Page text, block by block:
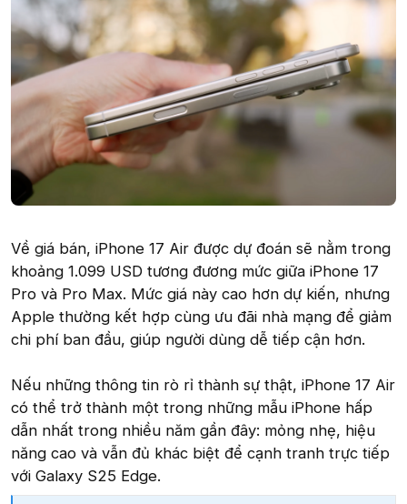
Về giá bán, iPhone 17 Air được dự đoán sẽ nằm trong
khoảng 1.099 USD tương đương mức giữa iPhone 17
Pro và Pro Max. Mức giá này cao hơn dự kiến, nhưng
Apple thường kết hợp cùng ưu đãi nhà mạng để giảm
chi phí ban đầu, giúp người dùng dễ tiếp cận hơn.
Nếu những thông tin rò rỉ thành sự thật, iPhone 17 Air
có thể trở thành một trong những mẫu iPhone hấp
dẫn nhất trong nhiều năm gần đây: mỏng nhẹ, hiệu
năng cao và vẫn đủ khác biệt để cạnh tranh trực tiếp
với Galaxy S25 Edge.